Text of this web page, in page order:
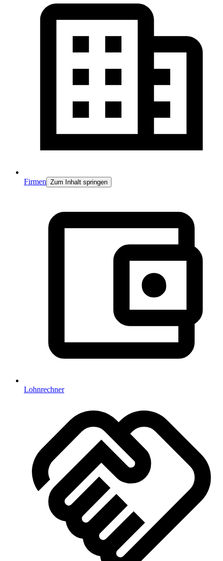
Firmen Zum Inhalt springen
Lohnrechner